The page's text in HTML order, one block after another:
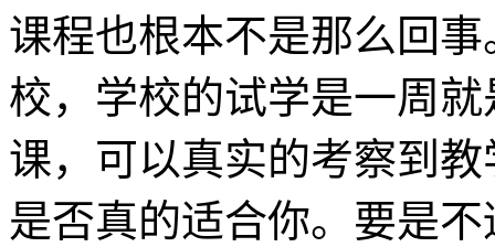
课程也根本不是那么回
校，学校的试学是一周
课，可以真实的考察到
是否真的适合你。要是